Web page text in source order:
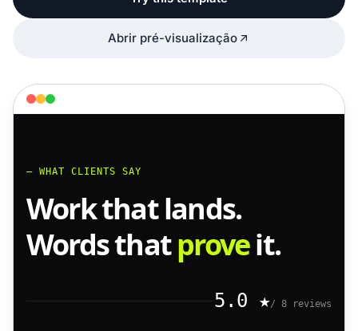
Abrir pré-visualização